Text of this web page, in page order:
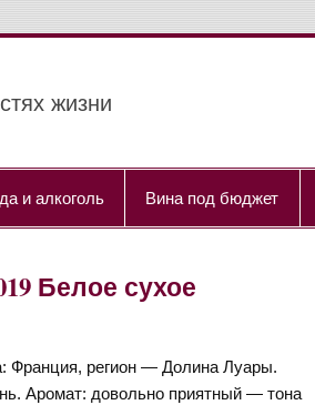
жизни
и алкоголь Вина под бюджет
Белое сухое
Франция, регион — Долина Луары.
Аромат: довольно приятный — тона